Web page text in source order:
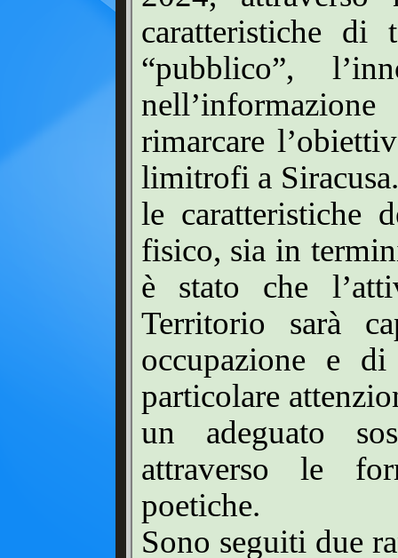
caratteristiche di
“pubblico”,
rimarcare
limitrofi a
le caratteristiche
fisico, sia in
è stato che
Territorio sarà
occupazione e
particolare
un adeguato
attraverso le
poetiche.
Sono seguiti due